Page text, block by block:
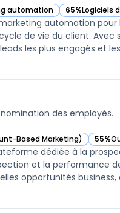
automation 65%Logiciels
— voir Plezi
automation
de vie du client.
les plus engagés et
des employés.
Based Marketing)
catégorie 55%
— voir
dédiée à la
et la performance
opportunités